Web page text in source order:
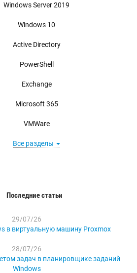
Windows Server 2019
Windows 10
Active Directory
PowerShell
Exchange
Microsoft 365
VMWare
Все разделы
Последние статьи
29/07/26
в виртуальную машину Proxmox
28/07/26
задач в планировщике заданий
Windows